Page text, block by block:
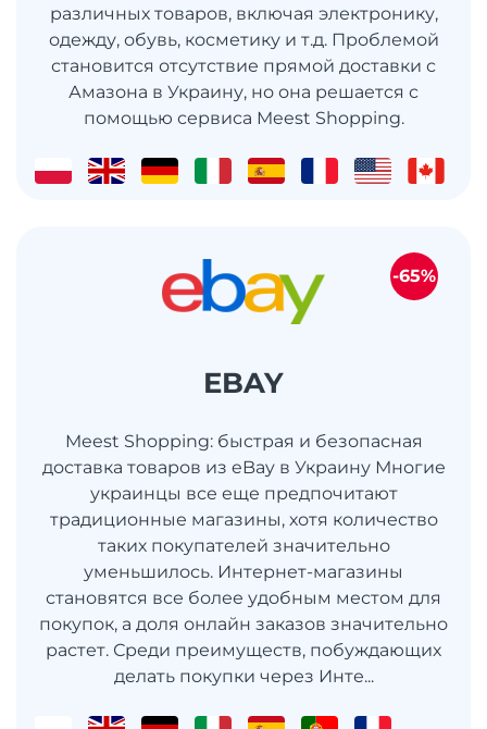
различных товаров, включая электронику,
одежду, обувь, косметику и т.д. Проблемой
становится отсутствие прямой доставки с
Амазона в Украину, но она решается с
помощью сервиса Meest Shopping.
EBAY
Meest Shopping: быстрая и безопасная
доставка товаров из eBay в Украину Многие
украинцы все еще предпочитают
традиционные магазины, хотя количество
таких покупателей значительно
уменьшилось. Интернет-магазины
становятся все более удобным местом для
покупок, а доля онлайн заказов значительно
растет. Среди преимуществ, побуждающих
делать покупки через Инте...
-65%